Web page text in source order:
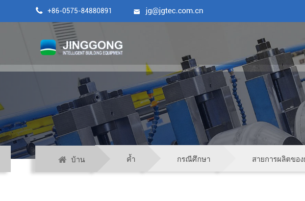
 +86-0575-84880891 
สายการผลิตของ
บ้าน ค้ำ กรณีศึกษา สายการผลิตขอ